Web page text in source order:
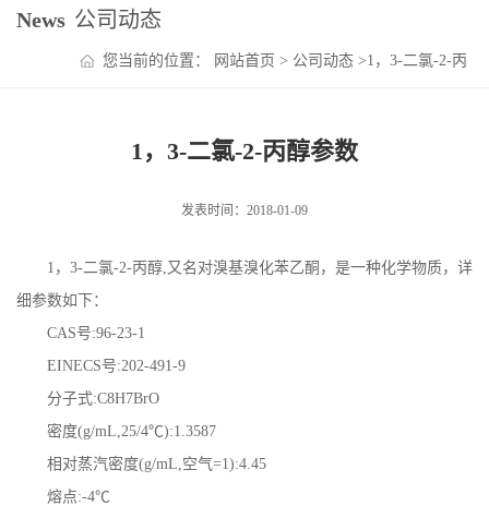
News 公司动态
您当前的位置： 网站首页 > 公司动态 >1，3-二氯-2-丙
1，3-二氯-2-丙醇参数
发表时间：2018-01-09
1，3-二氯-2-丙醇,又名对溴基溴化苯乙酮，是一种化学物质，详
细参数如下：
CAS号:96-23-1
EINECS号:202-491-9
分子式:C8H7BrO
密度(g/mL,25/4℃):1.3587
相对蒸汽密度(g/mL,空气=1):4.45
熔点:-4℃